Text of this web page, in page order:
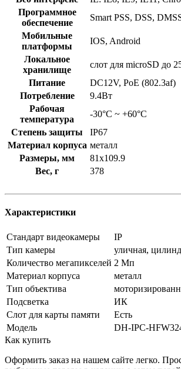
Программное
обеспечение
Smart PSS, DSS,
Мобильные
платформы
IOS, Android
Локальное
хранилище
слот для microSD до
Питание
DC12V, PoE (802.3af)
Потребление
9.4Вт
Рабочая
температура
-30°C ~ +60°C
Степень защиты
IP67
Материал корпуса металл
Размеры, мм
81х109.9
Вес, г
378
Характеристики
Стандарт видеокамеры
IP
Тип камеры
уличная,
Количество мегапикселей 2 Мп
Материал корпуса
металл
Тип объектива
Подсветка
ИК
Слот для карты памяти
Есть
Модель
DH-IPC-
Как купить
Оформить заказ на нашем сайте легко.